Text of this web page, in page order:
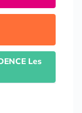
Les